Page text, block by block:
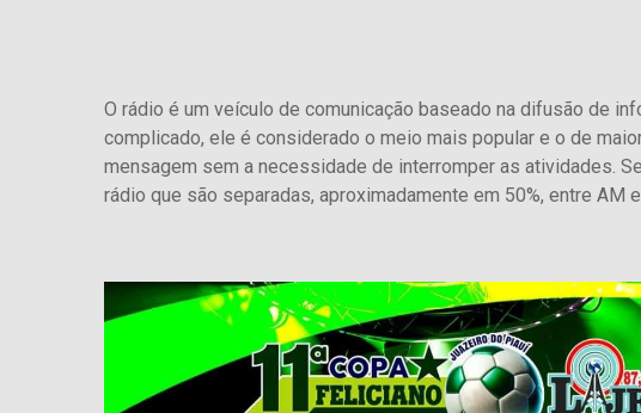
O rádio é um veículo de comunicação baseado na difusão de
complicado, ele é considerado o meio mais popular e o de
mensagem sem a necessidade de interromper as atividades.
rádio que são separadas, aproximadamente em 50%, entre AM e